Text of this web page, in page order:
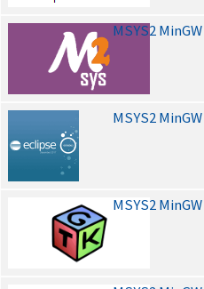
MSYS2
MSYS2
MSYS2